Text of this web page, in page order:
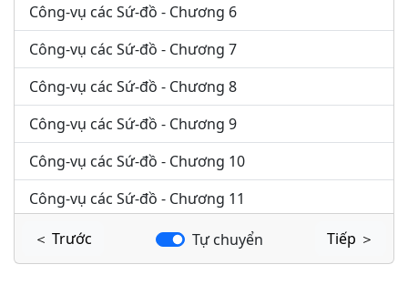
Công-vụ các Sứ-đồ - Chương 6
Công-vụ các Sứ-đồ - Chương 7
Công-vụ các Sứ-đồ - Chương 8
Công-vụ các Sứ-đồ - Chương 9
Công-vụ các Sứ-đồ - Chương 10
Công-vụ các Sứ-đồ - Chương 11
Công-vụ các Sứ-đồ - Chương 12
＜ Trước Tự chuyển Tiếp ＞